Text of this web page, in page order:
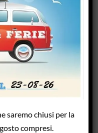
saremo chiusi per la
compresi.